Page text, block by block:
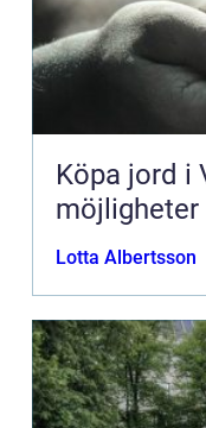
Köpa jord i
möjligheter
Lotta Albertsson